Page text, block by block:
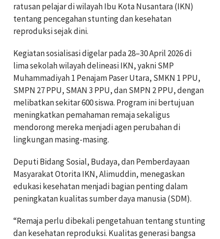
ratusan pelajar di wilayah Ibu Kota Nusantara (IKN)
tentang pencegahan stunting dan kesehatan
reproduksi sejak dini.
Kegiatan sosialisasi digelar pada 28–30 April 2026 di
lima sekolah wilayah delineasi IKN, yakni SMP
Muhammadiyah 1 Penajam Paser Utara, SMKN 1 PPU,
SMPN 27 PPU, SMAN 3 PPU, dan SMPN 2 PPU, dengan
melibatkan sekitar 600 siswa. Program ini bertujuan
meningkatkan pemahaman remaja sekaligus
mendorong mereka menjadi agen perubahan di
lingkungan masing-masing.
Deputi Bidang Sosial, Budaya, dan Pemberdayaan
Masyarakat Otorita IKN, Alimuddin, menegaskan
edukasi kesehatan menjadi bagian penting dalam
peningkatan kualitas sumber daya manusia (SDM).
“Remaja perlu dibekali pengetahuan tentang stunting
dan kesehatan reproduksi. Kualitas generasi bangsa